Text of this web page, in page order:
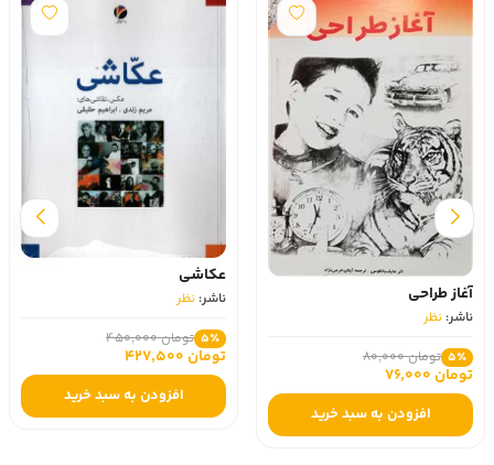
آغاز طراحی
ناشر: نظر
5٪ تومان 80,000
تومان 76,000
افزودن به سبد خرید
عکاشی
ناشر: نظر
5٪ تومان 450,000
تومان 427,500
افزودن به سبد خرید